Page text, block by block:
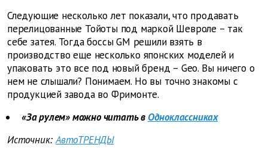
Следующие несколько лет показали, что продавать
перелицованные Тойоты под маркой Шевроле – так
себе затея. Тогда боссы GM решили взять в
производство еще несколько японских моделей и
упаковать это все под новый бренд – Geo. Вы ничего о
нем не слышали? Понимаем. Но вы точно знакомы с
продукцией завода во Фримонте.
«За рулем» можно читать в Одноклассниках
Источник: АвтоТРЕНДЫ